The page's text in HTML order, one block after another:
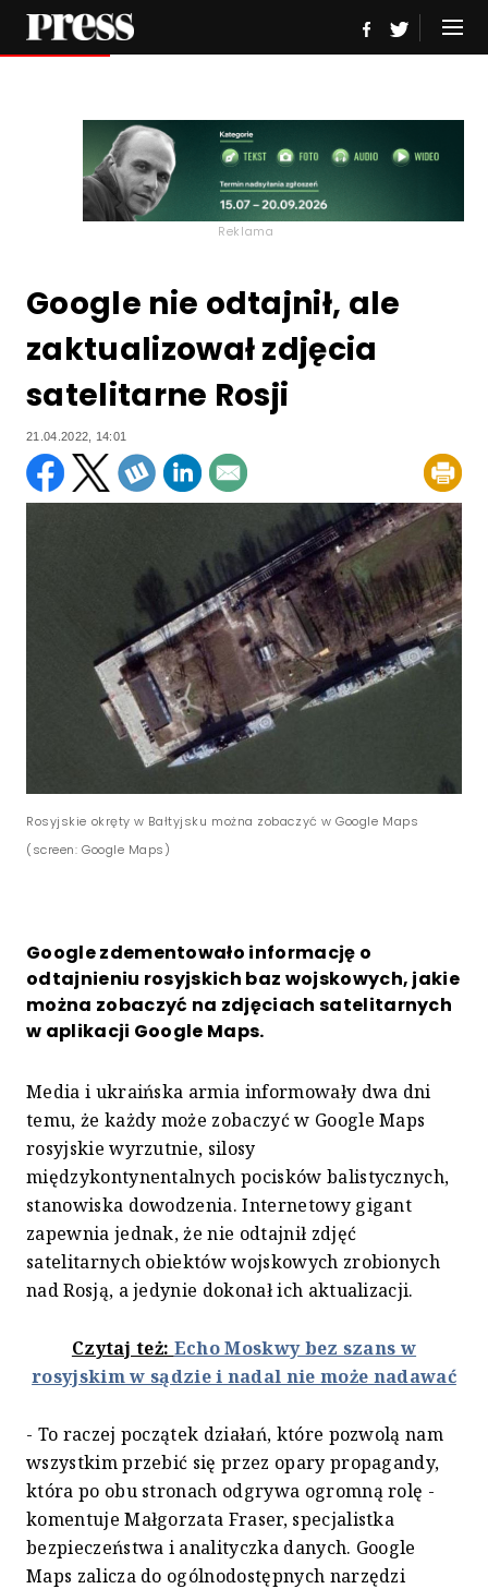
Reklama
Google nie odtajnił, ale
zaktualizował zdjęcia
satelitarne Rosji
21.04.2022, 14:01
Rosyjskie okręty w Bałtyjsku można zobaczyć w Google Maps
(screen: Google Maps)
Google zdementowało informację o
odtajnieniu rosyjskich baz wojskowych, jakie
można zobaczyć na zdjęciach satelitarnych
w aplikacji Google Maps.
Media i ukraińska armia informowały dwa dni
temu, że każdy może zobaczyć w Google Maps
rosyjskie wyrzutnie, silosy
międzykontynentalnych pocisków balistycznych,
stanowiska dowodzenia. Internetowy gigant
zapewnia jednak, że nie odtajnił zdjęć
satelitarnych obiektów wojskowych zrobionych
nad Rosją, a jedynie dokonał ich aktualizacji.
Czytaj też: Echo Moskwy bez szans w
rosyjskim w sądzie i nadal nie może nadawać
- To raczej początek działań, które pozwolą nam
wszystkim przebić się przez opary propagandy,
która po obu stronach odgrywa ogromną rolę -
komentuje Małgorzata Fraser, specjalistka
bezpieczeństwa i analityczka danych. Google
Maps zalicza do ogólnodostępnych narzędzi